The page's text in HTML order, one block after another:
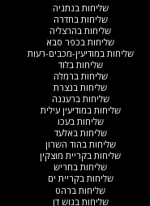
שליחות בנתניה
שליחות בחדרה
שליחות בהרצליה
שליחות בכפר סבא
שליחות במודיעין-מכבים-רעות
שליחות בלוד
שליחות ברמלה
שליחות בנצרת
שליחות ברעננה
שליחות במודיעין עילית
שליחות בעכו
שליחות באלעד
שליחות בהוד השרון
שליחות בקריית מוצקין
שליחות בחריש
שליחות בקריית ים​
שליחות ברהט
שליחות בגוש דן